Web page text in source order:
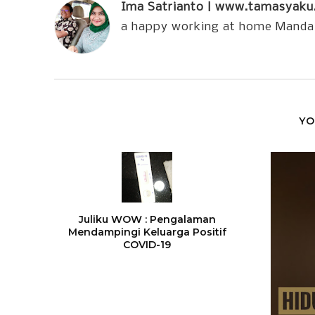
Ima Satrianto |
a happy working at home
Juliku WOW : Pengalaman
Mendampingi Keluarga Positif
COVID-19